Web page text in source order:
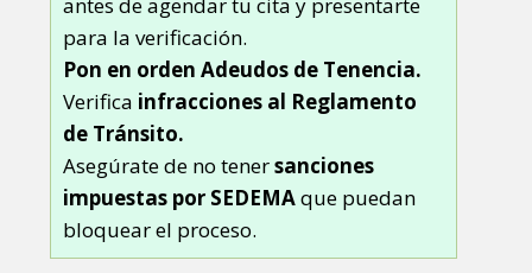
antes de agendar tu cita y presentarte
para la verificación.
Pon en orden Adeudos de Tenencia.
Verifica infracciones al Reglamento
de Tránsito.
Asegúrate de no tenersanciones
impuestas por SEDEMAque puedan
bloquear el proceso.